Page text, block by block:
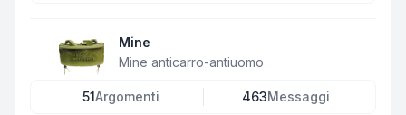
Mine
Mine anticarro-antiuomo
51Argomenti 463Messaggi